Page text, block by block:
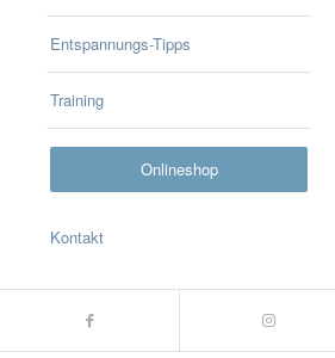
Entspannungs-Tipps
Training
Onlineshop
Kontakt